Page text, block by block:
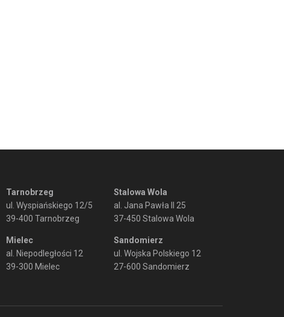
Tarnobrzeg
ul. Wyspiańskiego 12/5
39-400 Tarnobrzeg
Mielec
al. Niepodległości 12
39-300 Mielec
Stalowa Wola
al. Jana Pawła II 25
37-450 Stalowa Wola
Sandomierz
ul. Wojska Polskiego 12
27-600 Sandomierz